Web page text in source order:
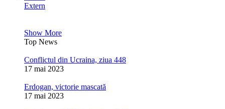
Extern
Show More
Top News
Conflictul din Ucraina, ziua 448
17 mai 2023
Erdogan, victorie mascată
17 mai 2023